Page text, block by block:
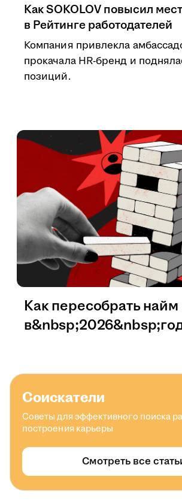
Как SOKOLOV повысил
в Рейтинге работодателей
Компания привлекла
прокачала HR-бренд и
позиций.
Как пересобрать найм
Соискатели
Советы для эффективного поиска
построения карьеры
Смотреть все